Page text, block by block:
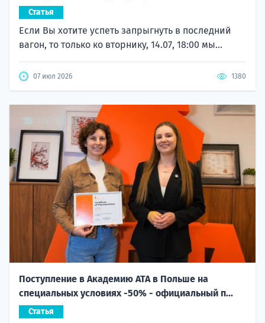
Статья
Если Вы хотите успеть запрыгнуть в последний
вагон, то только ко вторнику, 14.07, 18:00 мы...
07 июл 2026 1380
Поступление в Академию ATA в Польше на
специальных условиях -50% - официальный п...
Статья